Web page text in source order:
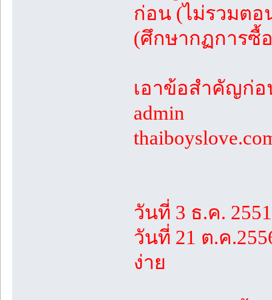
ก่อน (ไม่รวมตอ
(ศึกษากฏการซื้
เอาข้อสำคัญก่อ
admin
วันที่ 3 ธ.ค.
วันที่ 21 ต.ค
ง่าย